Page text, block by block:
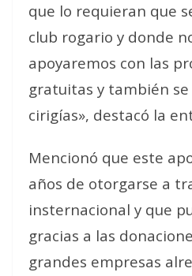
que lo requieran que
club rogario y donde
apoyaremos con las
gratuitas y también
cirigías», destacó la
Mencionó que este
años de otorgarse a
insternacional y que
gracias a las
grandes empresas